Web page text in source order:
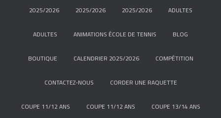
2025/2026 2025/2026 2025/2026 ADULTES
ADULTES ANIMATIONS ÉCOLE DE TENNIS BLOG
BOUTIQUE CALENDRIER 2025/2026 COMPÉTITION
CONTACTEZ-NOUS CORDER UNE RAQUETTE
COUPE 11/12 ANS COUPE 11/12 ANS COUPE 13/14 ANS